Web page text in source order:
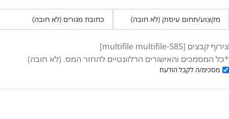
צירוף קבצים [multifile multifile-585]
*כל המסמכים והאישורים הרלוונטיים להחזר המס. (לא חובה)
מסכימ/ה לקבל הודעת